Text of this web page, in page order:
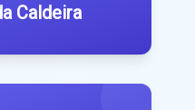
Caldeira